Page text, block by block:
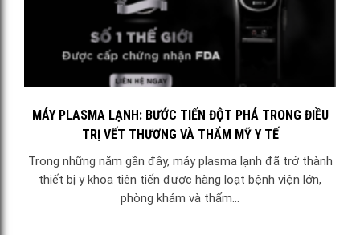
MÁY PLASMA LẠNH: BƯỚC TIẾN ĐỘT PHÁ TRONG ĐIỀU
TRỊ VẾT THƯƠNG VÀ THẨM MỸ Y TẾ
Trong những năm gần đây, máy plasma lạnh đã trở thành
thiết bị y khoa tiên tiến được hàng loạt bệnh viện lớn,
phòng khám và thẩm...